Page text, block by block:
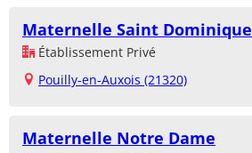
Maternelle Saint Dominique
Établissement Privé
Pouilly-en-Auxois (21320)
Maternelle Notre Dame